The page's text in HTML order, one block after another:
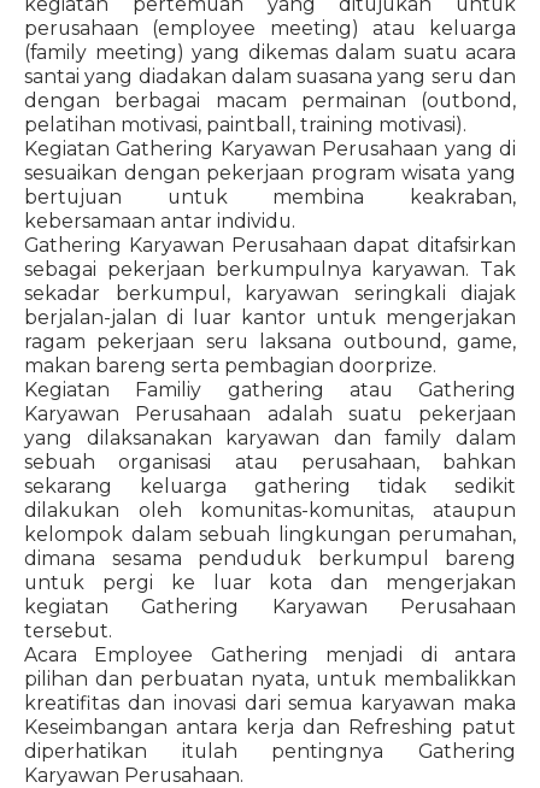
perusahaan (employee meeting) atau keluarga
(family meeting) yang dikemas dalam suatu acara
santai yang diadakan dalam suasana yang seru dan
dengan berbagai macam permainan (outbond,
pelatihan motivasi, paintball, training motivasi).
Kegiatan Gathering Karyawan Perusahaan yang di
sesuaikan dengan pekerjaan program wisata yang
bertujuan untuk membina keakraban,
kebersamaan antar individu.
Gathering Karyawan Perusahaan dapat ditafsirkan
sebagai pekerjaan berkumpulnya karyawan. Tak
sekadar berkumpul, karyawan seringkali diajak
berjalan-jalan di luar kantor untuk mengerjakan
ragam pekerjaan seru laksana outbound, game,
makan bareng serta pembagian doorprize.
Kegiatan Familiy gathering atau Gathering
Karyawan Perusahaan adalah suatu pekerjaan
yang dilaksanakan karyawan dan family dalam
sebuah organisasi atau perusahaan, bahkan
sekarang keluarga gathering tidak sedikit
dilakukan oleh komunitas-komunitas, ataupun
kelompok dalam sebuah lingkungan perumahan,
dimana sesama penduduk berkumpul bareng
untuk pergi ke luar kota dan mengerjakan
kegiatan Gathering Karyawan Perusahaan
tersebut.
Acara Employee Gathering menjadi di antara
pilihan dan perbuatan nyata, untuk membalikkan
kreatifitas dan inovasi dari semua karyawan maka
Keseimbangan antara kerja dan Refreshing patut
diperhatikan itulah pentingnya Gathering
Karyawan Perusahaan.